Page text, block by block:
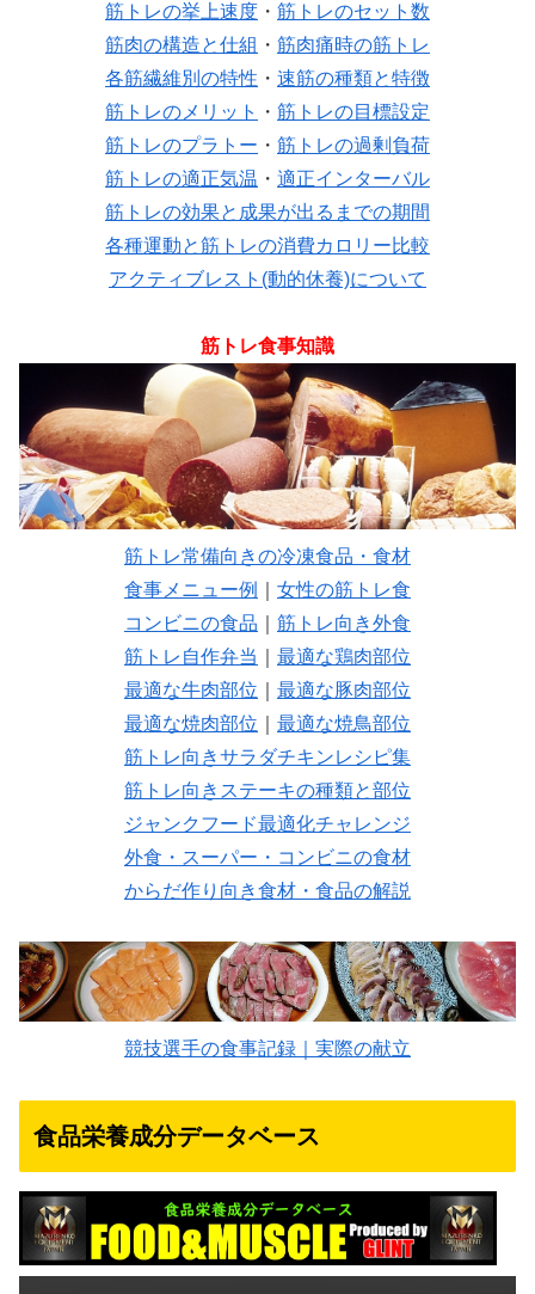
筋トレの挙上速度 ・ 筋トレのセット数
筋肉の構造と仕組 ・ 筋肉痛時の筋トレ
各筋繊維別の特性 ・ 速筋の種類と特徴
筋トレのメリット
・ 筋トレの目標設定
筋トレのプラトー ・ 筋トレの過剰負荷
筋トレの適正気温 ・ 適正インターバル
筋トレの効果と成果が出るまでの期間
各種運動と筋トレの消費カロリー比較
アクティブレスト(動的休養)について
筋トレ食事知識
筋トレ常備向きの冷凍食品・食材
食事メニュー例
女性の筋トレ食
コンビニの食品
筋トレ向き外食
筋トレ自作弁当
最適な鶏肉部位
最適な牛肉部位
最適な豚肉部位
最適な焼肉部位
最適な焼鳥部位
筋トレ向きサラダチキンレシピ集
筋トレ向きステーキの種類と部位
ジャンクフード最適化チャレンジ
外食・スーパー・コンビニの食材
からだ作り向き食材・食品の解説
競技選手の食事記録｜実際の献立
食品栄養成分データベース